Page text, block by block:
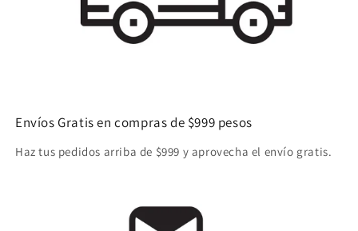
Envíos Gratis en compras de $999 pesos
Haz tus pedidos arriba de $999 y aprovecha el envío gratis.